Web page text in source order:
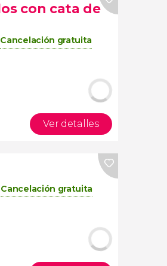
con cata de
Cancelación gratuita
Ver detalles
Cancelación gratuita